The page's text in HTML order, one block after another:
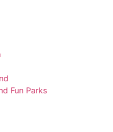
Fun Parks